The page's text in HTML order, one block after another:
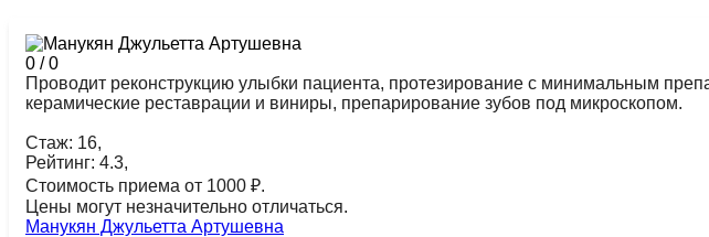
0 /0
Проводит реконструкцию улыбки пациента, протезирование с минимальным
керамические реставрации и виниры, препарирование зубов под микроскопом.
Стаж: 16,
Рейтинг: 4.3,
Стоимость приема от 1000 ₽.
Цены могут незначительно отличаться.
Манукян Джульетта Артушевна